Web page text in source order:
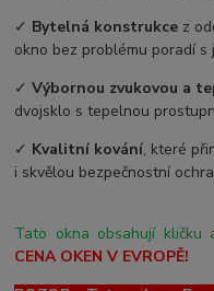
✓ Bytelná konstrukce z
okno bez problému poradí s
✓Výbornou zvukovou a
dvojsklo s tepelnou
✓ Kvalitní kování, které
i skvělou bezpečnostní
Tato okna obsahují kličku
CENA OKEN V EVROPĚ!